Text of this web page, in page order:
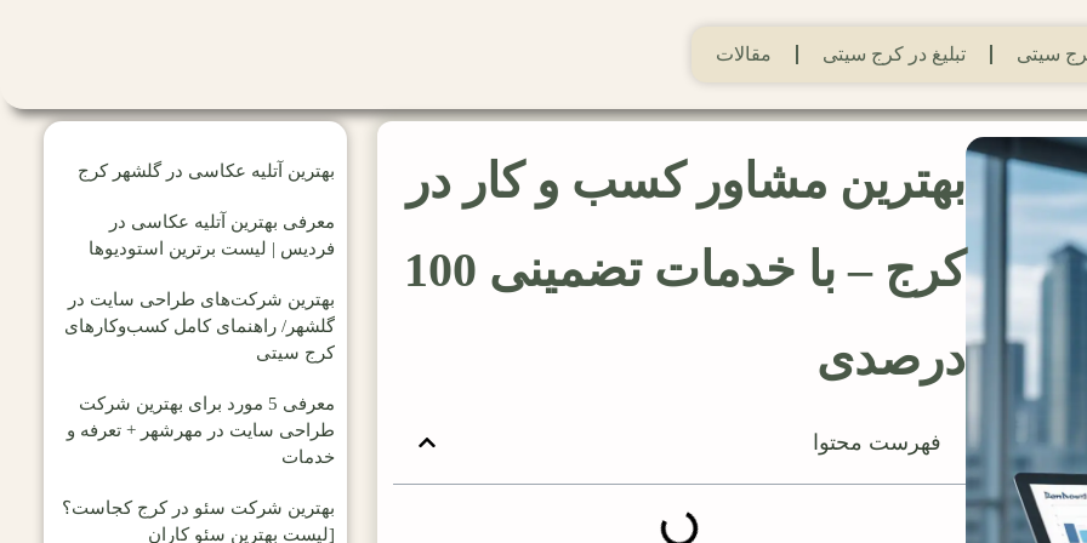
سیتی تبلیغ در کرج سیتی مقالات
بهترین مشاور کسب و کار در
کرج – با خدمات تضمینی 100
درصدی
فهرست محتوا
بهترین آتلیه عکاسی در گلشهر کرج
معرفی بهترین آتلیه عکاسی در
فردیس | لیست برترین استودیوها
بهترین شرکت‌های طراحی سایت در
گلشهر/ راهنمای کامل کسب‌وکارهای
کرج سیتی
معرفی 5 مورد برای بهترین شرکت
طراحی سایت در مهرشهر + تعرفه و
خدمات
بهترین شرکت سئو در کرج کجاست؟
[لیست بهترین سئو کاران